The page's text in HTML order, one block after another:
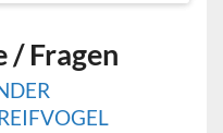
/ Fragen